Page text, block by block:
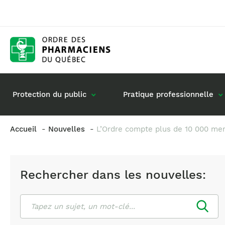
Protection du public
Vos questions :
Pratique professionnelle
Exercice en société
Commande de matériel
Accueil Nouvelles L’Ordre compte plus de 10 000
Rechercher dans les nouvelles: